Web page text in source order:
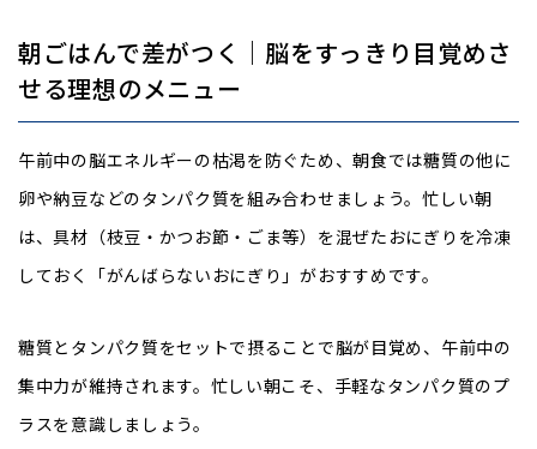
朝ごはんで差がつく｜脳をすっきり目覚めさ
せる理想のメニュー
午前中の脳エネルギーの枯渇を防ぐため、朝食では糖質の他に
卵や納豆などのタンパク質を組み合わせましょう。忙しい朝
は、具材（枝豆・かつお節・ごま等）を混ぜたおにぎりを冷凍
しておく「がんばらないおにぎり」がおすすめです。
糖質とタンパク質をセットで摂ることで脳が目覚め、午前中の
集中力が維持されます。忙しい朝こそ、手軽なタンパク質のプ
ラスを意識しましょう。